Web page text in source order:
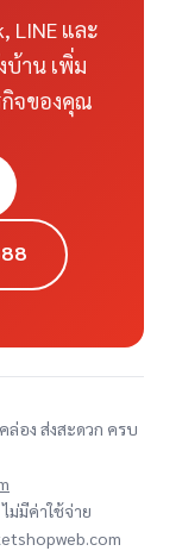
LINE และ
บ้าน เพิ่ม
กิจของคุณ
ล่อง ส่งสะดวก ครบ
ม่มีค่าใช้จ่าย